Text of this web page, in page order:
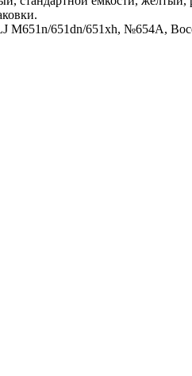
M651n/651dn/651xh, №654A,